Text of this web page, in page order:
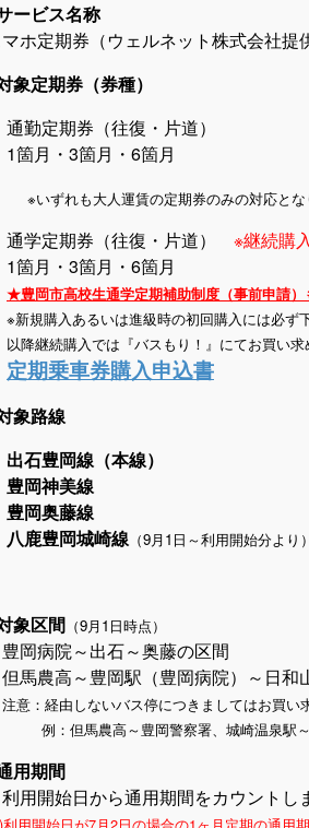
ービス名称
ホ定期券（ウェルネット株式会社提
象定期券（券種）
通勤定期券（往復・片道）
1箇月・3箇月・6箇月
ずれも大人運賃の定期券のみの対応となり
通学定期券（往復・片道） ※継続購
1箇月・3箇月・6箇月
★豊岡市高校生通学定期補助制度（事前申請）
※新規購入あるいは進級時の初回購入には必ず
以降継続購入では『バスもり！』にてお買い求
定期乗車券購入申込書
象路線
出石豊岡線（本線）
豊岡神美線
豊岡奥藤線
八鹿豊岡城崎線 （9月1日～利用開始分より）
象区間 （9月1日時点）
岡病院～出石～奥藤の区間
馬農高～豊岡駅（豊岡病院）～日和
注意：経由しないバス停につきましてはお買い
：但馬農高～豊岡警察署、城崎温泉駅～
用期間
用開始日から通用期間をカウントし